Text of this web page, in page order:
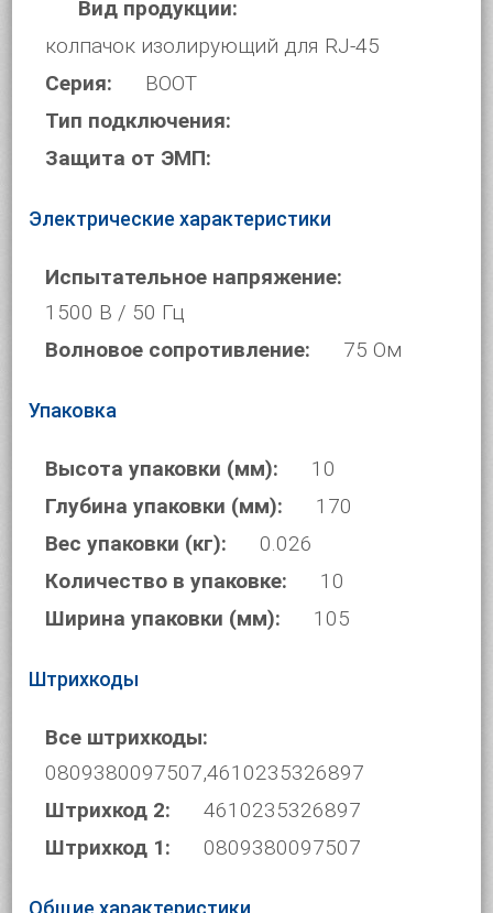
Вид продукции:
колпачок изолирующий для RJ-45
Серия:
BOOT
Тип подключения:
Защита от ЭМП:
Электрические характеристики
Испытательное напряжение:
1500 В / 50 Гц
Волновое сопротивление:
75 Ом
Упаковка
Высота упаковки (мм):
10
Глубина упаковки (мм):
170
Вес упаковки (кг):
0.026
Количество в упаковке:
10
Ширина упаковки (мм):
105
Штрихкоды
Все штрихкоды:
0809380097507,4610235326897
Штрихкод 2:
4610235326897
Штрихкод 1:
0809380097507
Общие характеристики